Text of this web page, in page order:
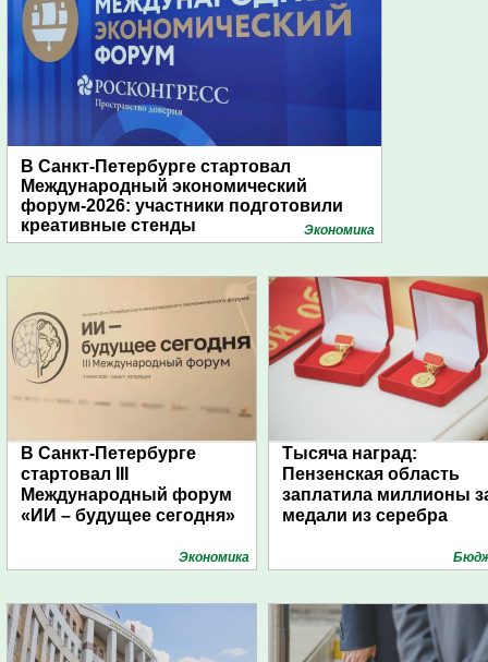
В Санкт-Петербурге стартовал
Международный экономический
форум-2026: участники подготовили
креативные стенды
Экономика
В Санкт-Петербурге
стартовал III
Международный форум
«ИИ – будущее сегодня»
Экономика
Тысяча наград:
Пензенская область
заплатила миллионы
медали из серебра